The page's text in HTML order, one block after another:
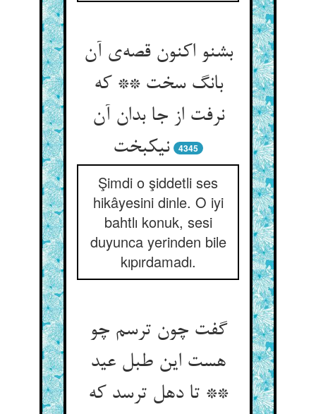
بشنو اکنون قصه‌ی آن
بانگ سخت ** که
نرفت از جا بدان آن
نیکبخت
4345
Şimdi o şiddetli ses
hikâyesini dinle. O iyi
bahtlı konuk, sesi
duyunca yerinden bile
kıpırdamadı.
گفت چون ترسم چو
هست این طبل عید
** تا دهل ترسد که